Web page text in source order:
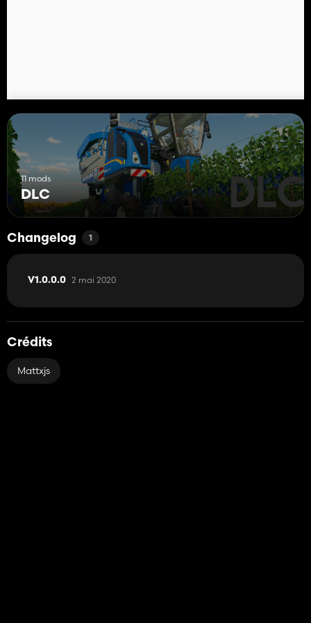
11 mods
DLC
Changelog 1
V1.0.0.0 2 mai 2020
Crédits
Mattxjs